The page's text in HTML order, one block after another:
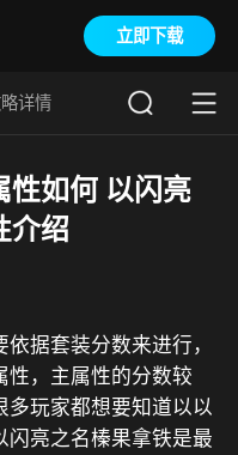
立即下载
详情
性如何 以闪亮
介绍
据套装分数来进行，
性，主属性的分数较
多玩家都想要知道以以
闪亮之名榛果拿铁是最